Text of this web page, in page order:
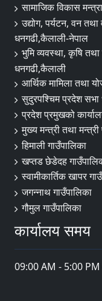
सामाजिक विकास
उद्योग, पर्यटन, वन
धनगढी,कैलाली-नेपाल
भुमि व्यवस्था, कृषि
धनगढी,कैलाली
आर्थिक मामिला तथा
सुदुरपश्चिम प्रदेश
प्रदेश प्रमुखको
मुख्य मन्त्री तथा
हिमाली गाउँपालिका
खप्तड छेडेदह
स्वामीकार्तिक खापर
जगन्नाथ गाउँपालिका
गौमुल गाउँपालिका
कार्यालय समय
09:00 AM - 5:00